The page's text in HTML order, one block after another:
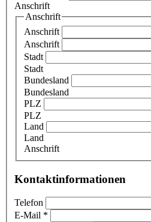
Anschrift
Anschrift
Anschrift
Anschrift
Stadt
Stadt
Bundesland
Bundesland
PLZ
PLZ
Land
Land
Anschrift
Kontaktinformationen
Telefon
E-Mail *